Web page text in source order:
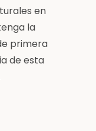
en
la
primera
de esta